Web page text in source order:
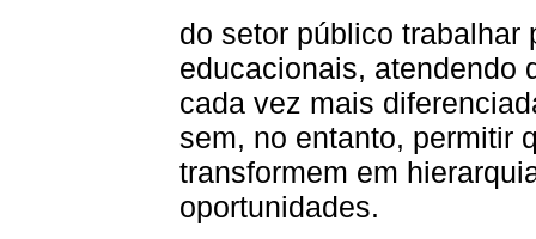
do setor público
educacionais, atendendo
cada vez mais
sem, no entanto, permitir
transformem em
oportunidades.